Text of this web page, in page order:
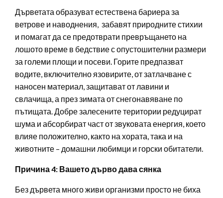
Дърветата образуват естествена бариера за
ветрове и наводнения, забавят природните стихии
и помагат да се предотврати превръщането на
лошото време в бедствие с опустошителни размери
за големи площи и посеви. Горите предпазват
водите, включително язовирите, от затлачване с
наносен материал, защитават от лавини и
свлачища, а през зимата от снегонавяване по
пътищата. Добре залесените територии редуцират
шума и абсорбират част от звуковата енергия, което
влияе положително, както на хората, така и на
животните – домашни любимци и горски обитатели.
Причина 4: Вашето дърво дава сянка
Без дървета много живи организми просто не биха